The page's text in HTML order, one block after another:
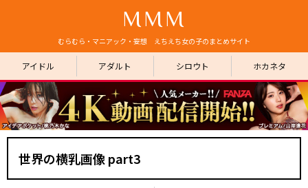
MMM
むらむら・マニアック・妄想 えちえち女の子のまとめサイト
アイドル アダルト シロウト ホカネタ
世界の横乳画像 part3